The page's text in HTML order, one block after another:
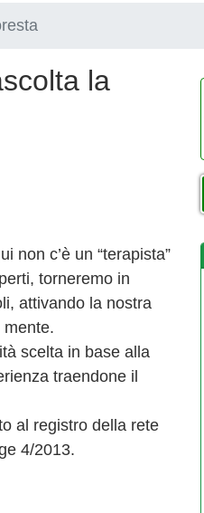
la
non c’è un “terapista”
torneremo in
attivando la nostra
scelta in base alla
traendone il
al registro della rete
4/2013.